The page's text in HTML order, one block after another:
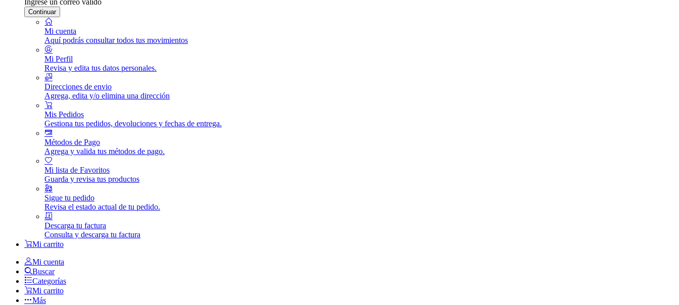
Continuar
Mi cuenta
Aquí podrás consultar todos tus movimientos
Mi Perfil
Revisa y edita tus datos personales.
Direcciones de envio
Agrega, edita y/o elimina una dirección
Mis Pedidos
Gestiona tus pedidos, devoluciones y fechas de entrega.
Métodos de Pago
Agrega y valida tus métodos de pago.
Mi lista de Favoritos
Guarda y revisa tus productos
Sigue tu pedido
Revisa el estado actual de tu pedido.
Descarga tu factura
Consulta y descarga tu factura
Mi carrito
Mi cuenta
Buscar
Categorías
Mi carrito
Más